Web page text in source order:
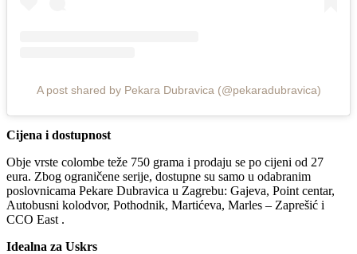
A post shared by Pekara Dubravica (@pekaradubravica)
Cijena i dostupnost
Obje vrste colombe teže 750 grama i prodaju se po cijeni od 27
eura. Zbog ograničene serije, dostupne su samo u odabranim
poslovnicama Pekare Dubravica u Zagrebu: Gajeva, Point centar,
Autobusni kolodvor, Pothodnik, Martićeva, Marles – Zaprešić i
CCO East .​
Idealna za Uskrs